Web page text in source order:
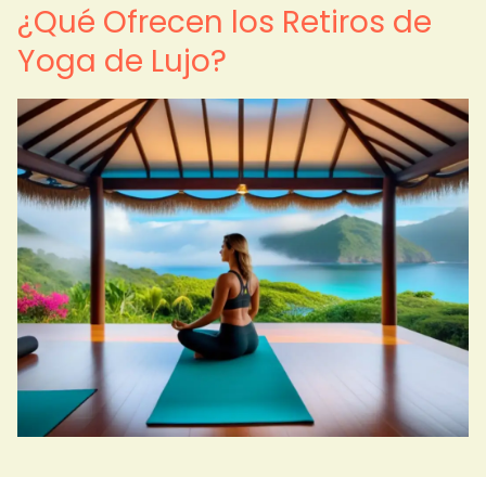
¿Qué Ofrecen los Retiros de
Yoga de Lujo?